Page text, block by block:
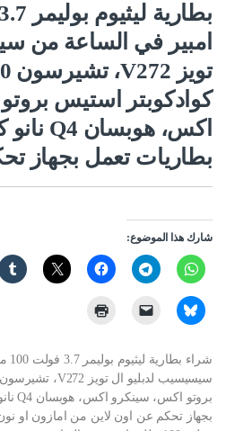
امبير في الساعة من
كوادكوبتر استيس
بطاريات تعمل بجهاز
شارك هذا الموضوع: